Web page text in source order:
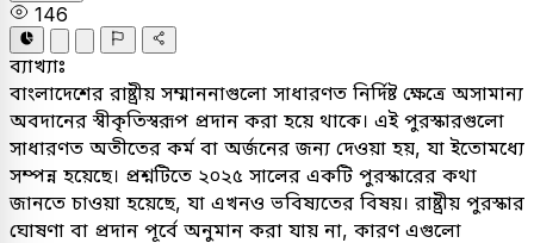
146
ব্যাখ্যাঃ
বাংলাদেশের রাষ্ট্রীয় সম্মাননাগুলো সাধারণত নির্দিষ্ট ক্ষেত্রে অসামান্য
অবদানের স্বীকৃতিস্বরূপ প্রদান করা হয়ে থাকে। এই পুরস্কারগুলো
সাধারণত অতীতের কর্ম বা অর্জনের জন্য দেওয়া হয়, যা ইতোমধ্যে
সম্পন্ন হয়েছে। প্রশ্নটিতে ২০২৫ সালের একটি পুরস্কারের কথা
জানতে চাওয়া হয়েছে, যা এখনও ভবিষ্যতের বিষয়। রাষ্ট্রীয় পুরস্কার
ঘোষণা বা প্রদান পূর্বে অনুমান করা যায় না, কারণ এগুলো